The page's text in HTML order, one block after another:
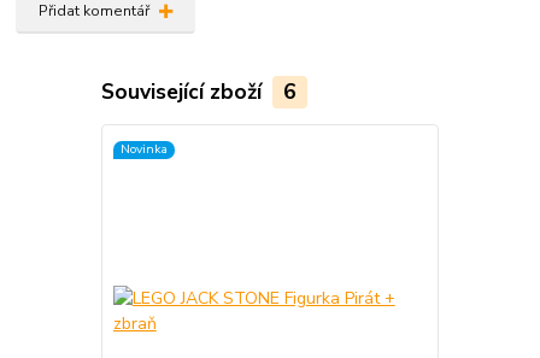
Přidat komentář
Související zboží 6
Novinka